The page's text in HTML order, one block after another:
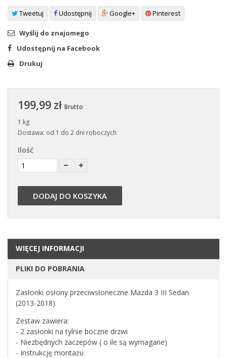
Tweetuj Udostępnij Google+ Pinterest
Wyślij do znajomego
Udostępnij na Facebook
Drukuj
199,99 zł Brutto
1 kg
Dostawa: od 1 do 2 dni roboczych
Ilość
DODAJ DO KOSZYKA
WIĘCEJ INFORMACJI
PLIKI DO POBRANIA
Zasłonki osłony przeciwsłoneczne Mazda 3 III Sedan
(2013-2018)
Zestaw zawiera:
- 2 zasłonki na tylnie boczne drzwi
- Niezbędnych zaczepów ( o ile są wymagane)
- Instrukcję montażu